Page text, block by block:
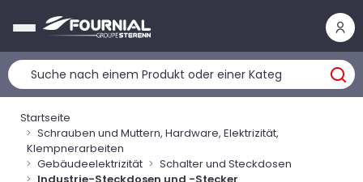
Startseite
Schrauben und Muttern, Hardware, Elektrizität,
Klempnerarbeiten
Gebäudeelektrizität
Schalter und Steckdosen